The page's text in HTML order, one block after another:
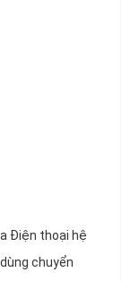
Điện thoại hệ
chuyển